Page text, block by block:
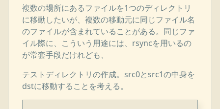
複数の場所にあるファイルを1つのディレクトリ
に移動したいが、複数の移動元に同じファイル名
のファイルが含まれていることがある。同じファ
イル際に、こういう用途には、rsyncを用いるの
が常套手段だけれども、
テストディレクトリの作成。src0とsrc1の中身を
dstに移動することを考える。